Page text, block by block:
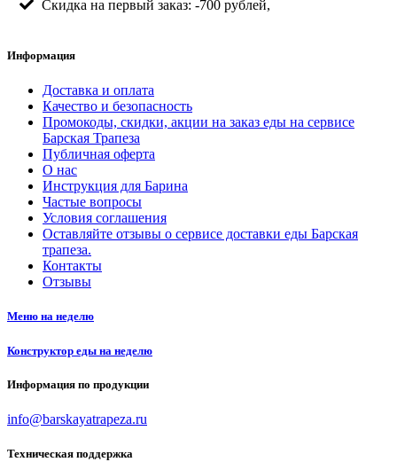
Скидка на первый заказ: -700 рублей,
Информация
Доставка и оплата
Качество и безопасность
Промокоды, скидки, акции на заказ еды на сервисе
Барская Трапеза
Публичная оферта
О нас
Инструкция для Барина
Частые вопросы
Условия соглашения
Оставляйте отзывы о сервисе доставки еды Барская
трапеза.
Контакты
Отзывы
Меню на неделю
Конструктор еды на неделю
Информация по продукции
info@barskayatrapeza.ru
Техническая поддержка